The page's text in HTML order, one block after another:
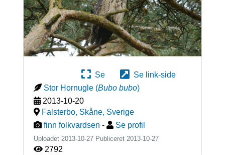
Se
Se link-side
Stor Hornugle (Bubo bubo)
2013-10-20
Falsterbo, Skåne, Sverige
finn folkvardsen - Se profil
Uploadet 2013-10-27 Publiceret 2013-10-27
2792